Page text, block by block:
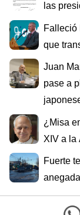
las
Falleció
que
Juan
pase a
¿Misa
XIV a la
Fuerte